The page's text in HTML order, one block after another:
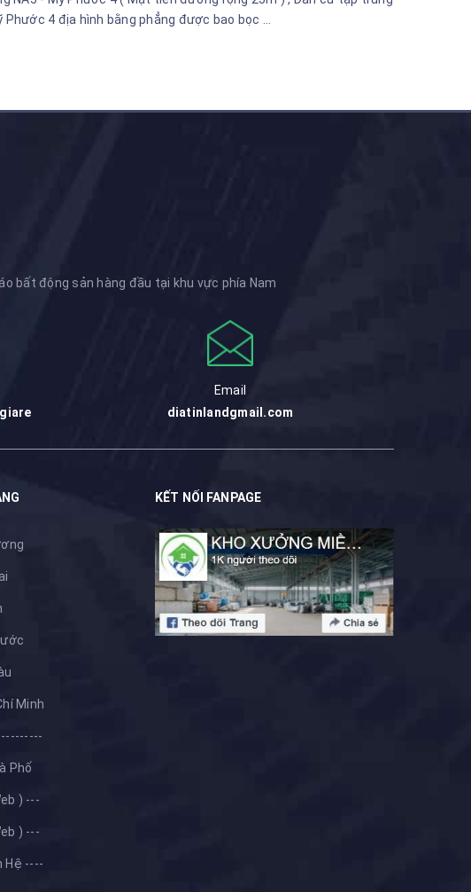
4 địa hình bằng phẳng được bao bọc ...
bất động sản hàng đầu tại khu vực phía Nam
Email
diatinlandgmail.com
Minh
Phố
) ---
) ---
Hệ ----
KẾT NỐI FANPAGE